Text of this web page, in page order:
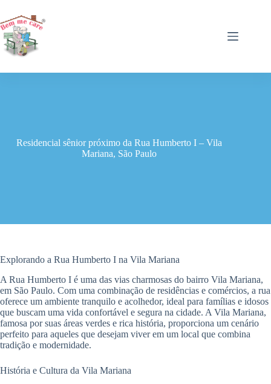
para
o
conteúdo
Residencial sênior próximo da Rua Humberto I – Vila
Mariana, São Paulo
Explorando a Rua Humberto I na Vila Mariana
A Rua Humberto I é uma das vias charmosas do bairro Vila Mariana,
em São Paulo. Com uma combinação de residências e comércios, a rua
oferece um ambiente tranquilo e acolhedor, ideal para famílias e idosos
que buscam uma vida confortável e segura na cidade. A Vila Mariana,
famosa por suas áreas verdes e rica história, proporciona um cenário
perfeito para aqueles que desejam viver em um local que combina
tradição e modernidade.
História e Cultura da Vila Mariana